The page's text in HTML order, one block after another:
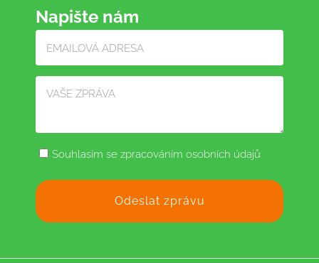
Napište nám
Souhlasím se zpracováním osobních údajů